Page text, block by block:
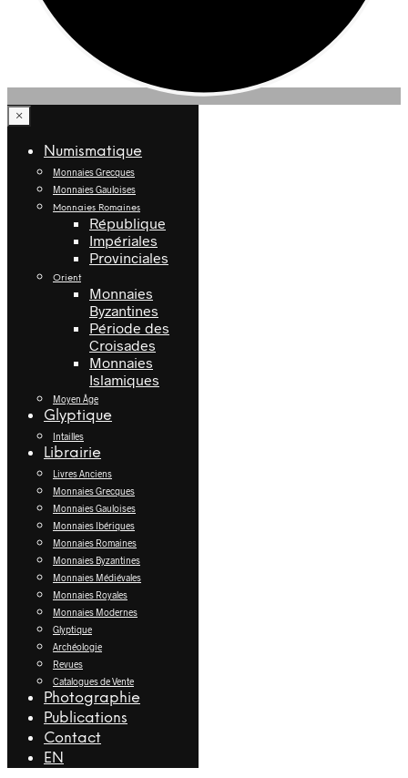
×
Numismatique
Monnaies Grecques
Monnaies Gauloises
Monnaies Romaines
République
Impériales
Provinciales
Orient
Monnaies
Byzantines
Période des
Croisades
Monnaies
Islamiques
Moyen Âge
Glyptique
Intailles
Librairie
Livres Anciens
Monnaies Grecques
Monnaies Gauloises
Monnaies Ibériques
Monnaies Romaines
Monnaies Byzantines
Monnaies Médiévales
Monnaies Royales
Monnaies Modernes
Glyptique
Archéologie
Revues
Catalogues de Vente
Photographie
Publications
Contact
EN